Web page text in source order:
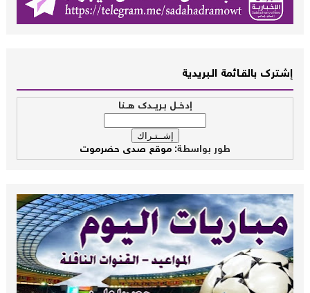
إشــترك بالقـــائمة الــبريدية
إدخــل بـريــدك هــنا
طور بواسطة:موقع صدى حضرموت